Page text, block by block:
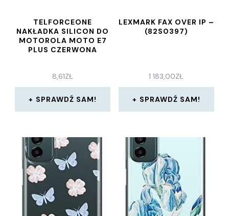
TELFORCEONE
NAKŁADKA SILICON DO
MOTOROLA MOTO E7
PLUS CZERWONA
8,61ZŁ
SPRAWDŹ SAM!
LEXMARK FAX OVER IP –
(82S0397)
1 183,00ZŁ
SPRAWDŹ SAM!